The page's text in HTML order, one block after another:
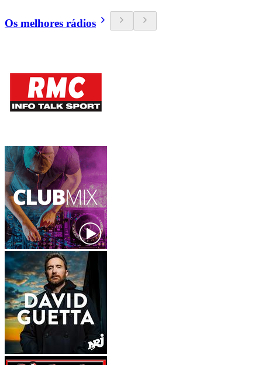
Os melhores rádios